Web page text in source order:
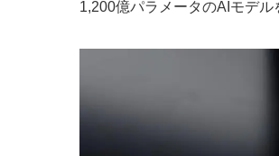
1,200億パラメータのAIモデル